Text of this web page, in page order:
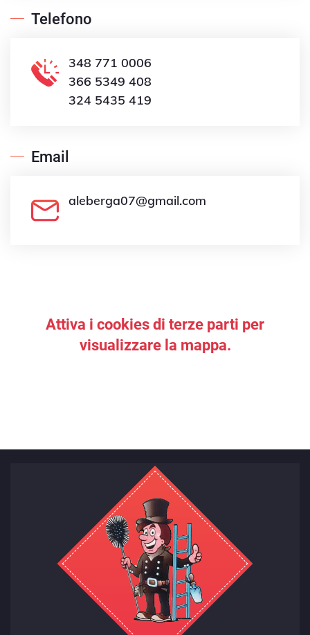
Telefono
348 771 0006
366 5349 408
324 5435 419
Email
aleberga07@gmail.com
Attiva i cookies di terze parti per
visualizzare la mappa.